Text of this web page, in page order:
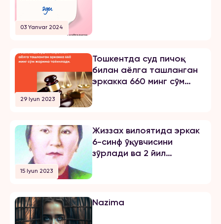
ишлайман. 2024 йил 31 октябрь
куни мени умуман норози бўлган
йигитга […]
03 Yanvar 2024
29 Iyun 2023
Тошкентда суд пичоқ
билан аёлга ташланган
эркакка 660 минг сўм
15 Iyun 2023
Жиззах вилоятида эркак
6-синф ўқувчисини
зўрлади ва 2 йил
Nazima